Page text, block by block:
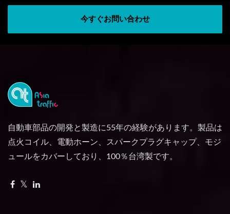
今すぐお問い合わせ
自動車部品の開発と製造に55年の経験があります。製品は
点火コイル、電動ホーン、スパークプラグキャップ、モジ
ュールをカバーしており、100％台湾製です。